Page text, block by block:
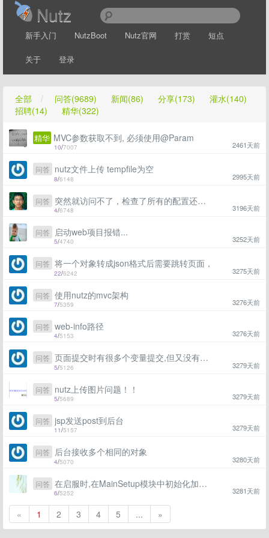
Nutz
新手入门 NutzBoot Nutz官网 打赏 短点
关于 登录
全部 / 问答(9689) 新闻(86) 分享(173)
灌水(140)
招聘(14)
精华(322)
10/7007 2461天前
精华 MVC参数获取不到, 必须使用@Param
8/6148 2995天前
问答 nutz文件上传 tempfile为空
4/6748 3196天前
问答 突然就访问不了，检查了所有的配置还是不行 path=/addtest1 : NOT Action match
5/4740 3252天前
问答 启动web项目报错...
22/6242 3275天前
问答 将一个对象转成json格式后需要跳转页面，
7/5359 3276天前
问答 使用nutz的mvc架构
4/5153 3276天前
问答 web-info路径
5/5126 3279天前
问答 页面提交时有很多个变量提交,但又没有用类封装,该用什么简单方式将变量在后台取出来?
5/5689 3279天前
问答 nutz上传图片问题！！
11/5157 3279天前
问答 jsp发送post到后台
4/5070 3280天前
问答 后台接收多个相同的对象
6/5252 3281天前
问答 在启服时,在MainSetup模块中初始化加载语言模块下某一文件,怎么获取他的绝对路径?
« 1 2 3 4 5 ... »